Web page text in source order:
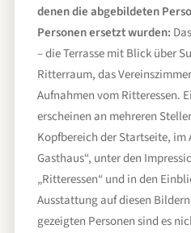
denen die abgebildeten
Personen ersetzt wurden:
– die Terrasse mit Blick über
Ritterraum, das
Aufnahmen vom Ritteressen.
erscheinen an mehreren
Kopfbereich der Startseite, im
Gasthaus“, unter den
„Ritteressen“ und in den
Ausstattung auf diesen
gezeigten Personen sind es